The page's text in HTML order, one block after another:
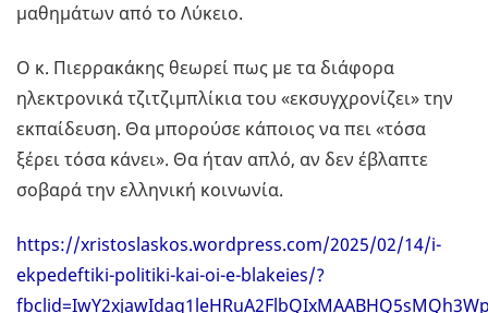
μαθημάτων από το Λύκειο.
Ο κ. Πιερρακάκης θεωρεί πως με τα διάφορα
ηλεκτρονικά τζιτζιμπλίκια του «εκσυγχρονίζει» την
εκπαίδευση. Θα μπορούσε κάποιος να πει «τόσα
ξέρει τόσα κάνει». Θα ήταν απλό, αν δεν έβλαπτε
σοβαρά την ελληνική κοινωνία.
https://xristoslaskos.wordpress.com/2025/02/14/i-
ekpedeftiki-politiki-kai-oi-e-blakeies/?